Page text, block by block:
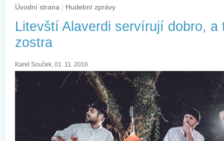
Úvodní strana | Hudební zprávy
Litevští Alaverdi servírují dobro, a
zostra
Karel Souček, 01. 11. 2016